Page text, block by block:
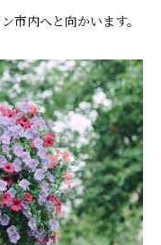
市内へと向かいます。